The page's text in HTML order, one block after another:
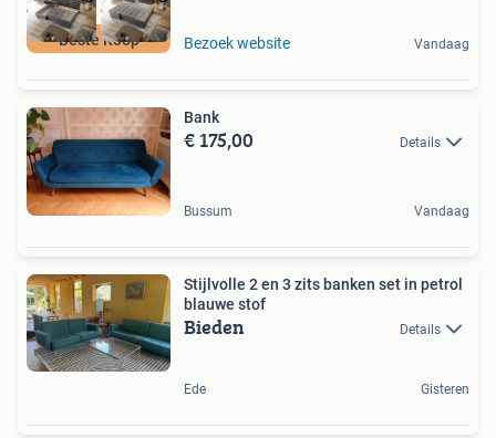
Beste Koop Bezoek website Vandaag
Bank
€ 175,00 Details
Bussum Vandaag
Stijlvolle 2 en 3 zits banken set in petrol
blauwe stof
Bieden Details
Ede Gisteren